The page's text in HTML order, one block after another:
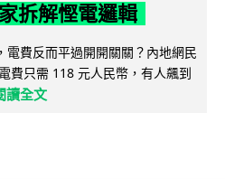
拆解慳電邏輯
費反而平過開開關關？內地網民
費只需 118 元人民幣，有人飆到
讀全文